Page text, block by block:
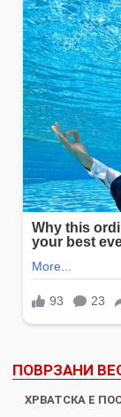
ПОВРЗАНИ
ХРВАТСКА Е